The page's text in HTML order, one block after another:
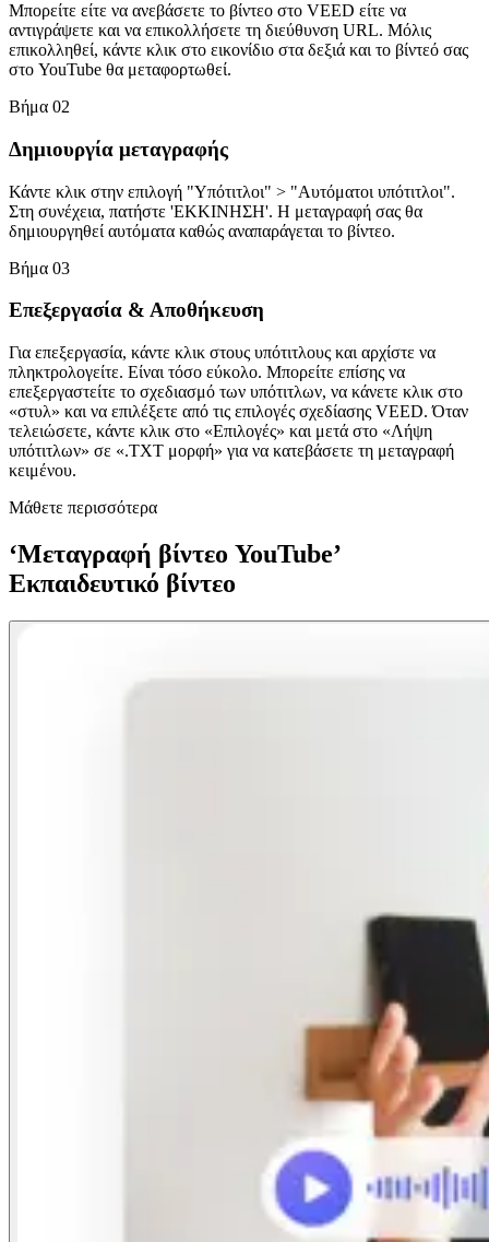
Μπορείτε είτε να ανεβάσετε το βίντεο στο VEED είτε να
αντιγράψετε και να επικολλήσετε τη διεύθυνση URL. Μόλις
επικολληθεί, κάντε κλικ στο εικονίδιο στα δεξιά και το βίντεό σας
στο YouTube θα μεταφορτωθεί.
Βήμα 02
Δημιουργία μεταγραφής
Κάντε κλικ στην επιλογή "Υπότιτλοι" > "Αυτόματοι υπότιτλοι".
Στη συνέχεια, πατήστε 'ΕΚΚΙΝΗΣΗ'. Η μεταγραφή σας θα
δημιουργηθεί αυτόματα καθώς αναπαράγεται το βίντεο.
Βήμα 03
Επεξεργασία & Αποθήκευση
Για επεξεργασία, κάντε κλικ στους υπότιτλους και αρχίστε να
πληκτρολογείτε. Είναι τόσο εύκολο. Μπορείτε επίσης να
επεξεργαστείτε το σχεδιασμό των υπότιτλων, να κάνετε κλικ στο
«στυλ» και να επιλέξετε από τις επιλογές σχεδίασης VEED. Όταν
τελειώσετε, κάντε κλικ στο «Επιλογές» και μετά στο «Λήψη
υπότιτλων» σε «.TXT μορφή» για να κατεβάσετε τη μεταγραφή
κειμένου.
Μάθετε περισσότερα
‘Μεταγραφή βίντεο YouTube’
Εκπαιδευτικό βίντεο